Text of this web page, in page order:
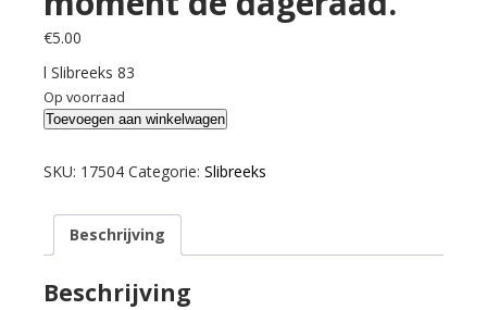
€5.00
l Slibreeks 83
Op voorraad
Kuipers,
J.B.
moment
aantal
Toevoegen aan winkelwagen
SKU: 17504 Categorie: Slibreeks
Beschrijving
Beschrijving